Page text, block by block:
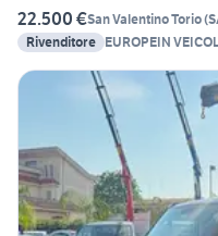
22.500 €San Valentino Torio(
Rivenditore EUROPEIN